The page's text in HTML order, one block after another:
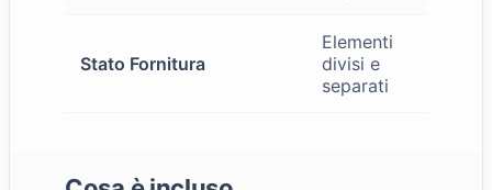
Stato Fornitura
Elementi
divisi e
separati